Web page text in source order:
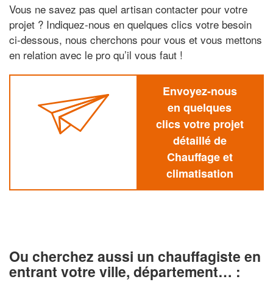
Vous ne savez pas quel artisan contacter pour votre
projet ? Indiquez-nous en quelques clics votre besoin
ci-dessous, nous cherchons pour vous et vous mettons
en relation avec le pro qu’il vous faut !
Envoyez-nous
en quelques
clics votre projet
détaillé de
Chauffage et
climatisation
Ou cherchez aussi un chauffagiste en
entrant votre ville, département… :